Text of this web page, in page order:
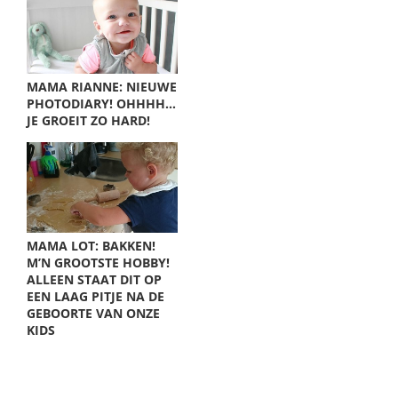
MAMA RIANNE: NIEUWE
PHOTODIARY! OHHHH…
JE GROEIT ZO HARD!
MAMA LOT: BAKKEN!
M’N GROOTSTE HOBBY!
ALLEEN STAAT DIT OP
EEN LAAG PITJE NA DE
GEBOORTE VAN ONZE
KIDS